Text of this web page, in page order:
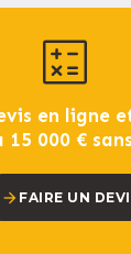
en ligne
15 000 €
FAIRE UN